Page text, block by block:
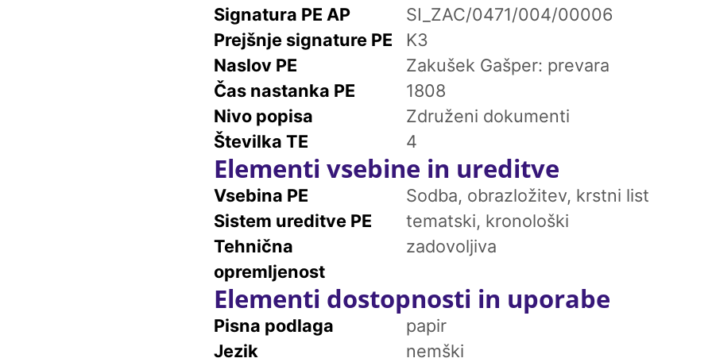
Signatura PE AP
SI_ZAC/0471/004/00006
Prejšnje signature PE
K3
Naslov PE
Zakušek Gašper: prevara
Čas nastanka PE
1808
Nivo popisa
Združeni dokumenti
Številka TE
4
Elementi vsebine in ureditve
Vsebina PE
Sodba, obrazložitev, krstni list
Sistem ureditve PE
tematski, kronološki
Tehnična
opremljenost
zadovoljiva
Elementi dostopnosti in uporabe
Pisna podlaga
papir
Jezik
nemški